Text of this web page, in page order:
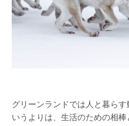
グリーンランドでは人と暮ら
いうよりは、生活のための相